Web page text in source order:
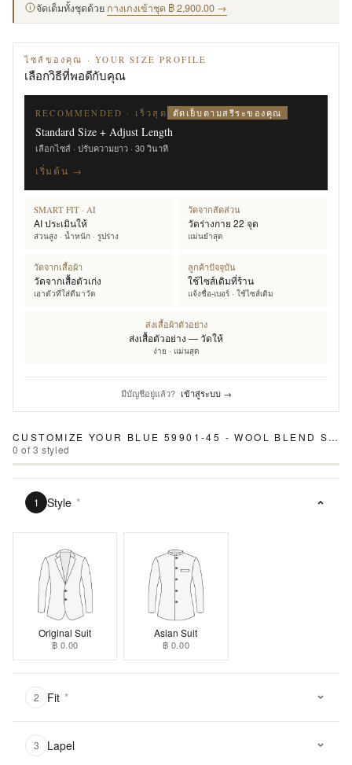
จัดเต็มทั้งชุดด้วย กางเกงเข้าชุด ฿ 2,900.00 →
ไซส์ของคุณ · YOUR SIZE PROFILE
เลือกวิธีที่พอดีกับคุณ
RECOMMENDED · เร็วสุด ตัดเย็บตามสรีระของคุณ
Standard Size + Adjust Length
เลือกไซส์ · ปรับความยาว · 30 วินาที
เริ่มต้น →
SMART FIT · AI
AI ประเมินให้
ส่วนสูง · น้ำหนัก · รูปร่าง
วัดจากสัดส่วน
วัดร่างกาย 22 จุด
แม่นยำสุด
วัดจากเสื้อผ้า
วัดจากเสื้อตัวเก่ง
เอาตัวที่ใส่ดีมาวัด
ลูกค้าปัจจุบัน
ใช้ไซส์เดิมที่ร้าน
แจ้งชื่อ-เบอร์ · ใช้ไซส์เดิม
ส่งเสื้อผ้าตัวอย่าง
ส่งเสื้อตัวอย่าง — วัดให้
ง่าย · แม่นสุด
มีบัญชีอยู่แล้ว? เข้าสู่ระบบ →
CUSTOMIZE YOUR BLUE 59901-45 - WOOL BLEND SUIT
0 of3 styled
1 Style *
Original Suit
฿ 0.00
Asian Suit
฿ 0.00
2 Fit *
3 Lapel